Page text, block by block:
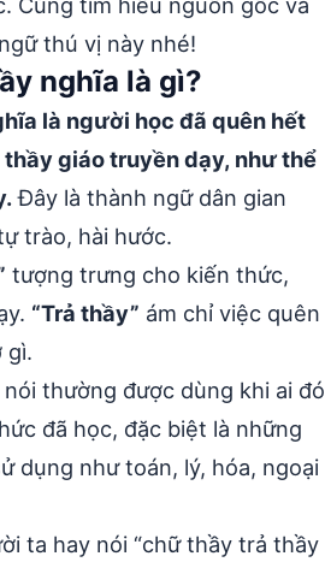
thú vị này nhé!
nghĩa là gì?
là người học đã quên hết
giáo truyền dạy, như thể
Đây là thành ngữ dân gian
trào, hài hước.
tượng trưng cho kiến thức,
“Trả thầy” ám chỉ việc quên
gì.
nói thường được dùng khi ai đó
đã học, đặc biệt là những
dụng như toán, lý, hóa, ngoại
ta hay nói “chữ thầy trả thầy